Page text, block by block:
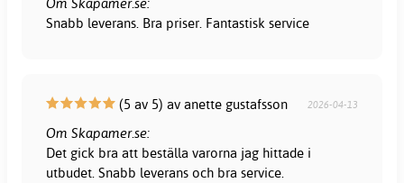
Om Skapamer.se:
Snabb leverans. Bra priser. Fantastisk service
(5 av 5) av anette gustafsson 2026-04-13
Om Skapamer.se:
Det gick bra att beställa varorna jag hittade i
utbudet. Snabb leverans och bra service.